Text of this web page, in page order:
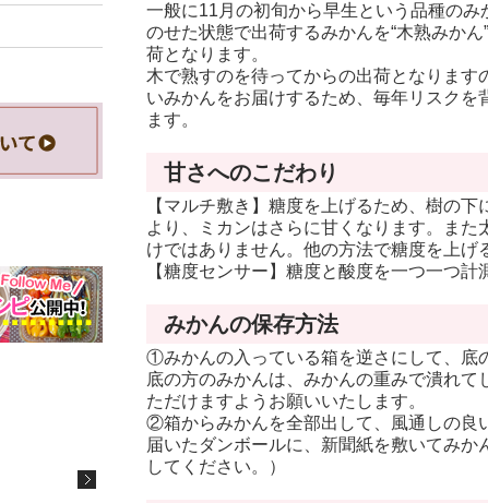
一般に11月の初旬から早生という品種の
のせた状態で出荷するみかんを“木熟みか
荷となります。
木で熟すのを待ってからの出荷となりま
いみかんをお届けするため、毎年リスク
ます。
甘さへのこだわり
【マルチ敷き】糖度を上げるため、樹の
より、ミカンはさらに甘くなります。ま
けではありません。他の方法で糖度を上げ
【糖度センサー】糖度と酸度を一つ一つ
みかんの保存方法
①みかんの入っている箱を逆さにして、底
底の方のみかんは、みかんの重みで潰れ
ただけますようお願いいたします。
②箱からみかんを全部出して、風通しの良
届いたダンボールに、新聞紙を敷いてみ
してください。）